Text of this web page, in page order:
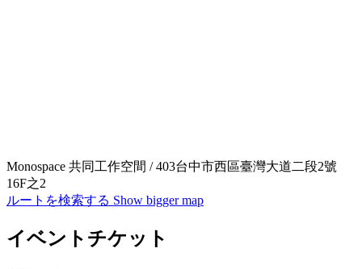
Monospace 共同工作空間 / 403台中市西區臺灣大道二段2號
16F之2
ルートを検索する Show bigger map
イベントチケット